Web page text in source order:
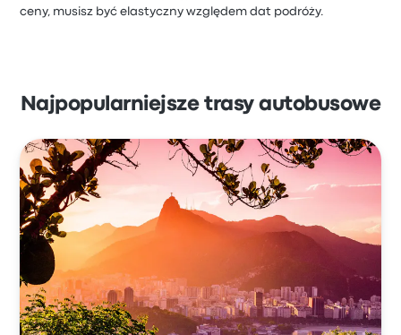
ceny, musisz być elastyczny względem dat podróży.
Najpopularniejsze trasy autobusowe